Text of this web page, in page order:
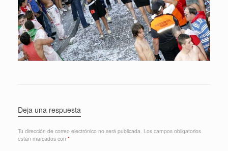
Deja una respuesta
Tu dirección de correo electrónico no será publicada. Los campos obligatorios
están marcados con *